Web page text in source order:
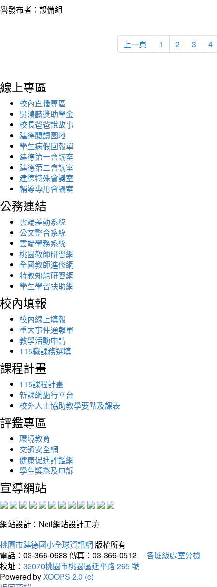
發布者：設備組
上一頁 1 2 3 4
線上專區
校內直播專區
吳鴻麟獎助學金
校長爸爸說故事
建德閱讀園地
學生病假回報單
建德第一會議室
建德第二會議室
建德特殊會議室
輔導專用會議室
公務連結
雲端差勤系統
公文整合系統
雲端學務系統
桃園教師研習網
全國教師進修網
特教知能研習網
學生學習扶助網
校內填報
校內線上填報
重大事件通報單
教學活動申請
115職課務選填
課程計畫
115課程計畫
新課綱施行平台
校外人士協助教學要點及課表
評鑑專區
環境教育
交通安全網
健康促進評鑑網
學生獎懲及申訴
宣導網站
網站設計：Neil網站設計工坊
桃園市建德國小全球資訊網 版權所有
電話：03-366-0688 傳真：03-366-0512
各班級處室分機
校址： 33070桃園市桃園區延平路 265 號
Powered byXOOPS 2.0 (c)